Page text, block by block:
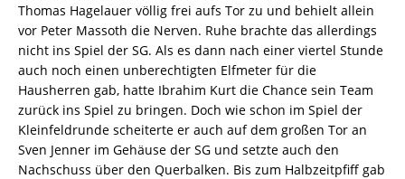
Thomas Hagelauer völlig frei aufs Tor zu und behielt allein
vor Peter Massoth die Nerven. Ruhe brachte das allerdings
nicht ins Spiel der SG. Als es dann nach einer viertel Stunde
auch noch einen unberechtigten Elfmeter für die
Hausherren gab, hatte Ibrahim Kurt die Chance sein Team
zurück ins Spiel zu bringen. Doch wie schon im Spiel der
Kleinfeldrunde scheiterte er auch auf dem großen Tor an
Sven Jenner im Gehäuse der SG und setzte auch den
Nachschuss über den Querbalken. Bis zum Halbzeitpfiff gab